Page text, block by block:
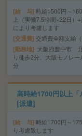
給 与 時給1500円～
上（実働7.5時間×22日）
により考慮します
交通費 交通費全額支給（
勤務地
大阪府豊中市
り徒歩2分、大阪モノレ
分
高時給1700円以上
[派遣]
給 与 時給1700円～
り考慮致します